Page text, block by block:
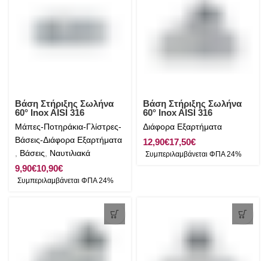
Βάση Στήριξης Σωλήνα
60° Inox AISI 316
Μάπες-Ποτηράκια-Γλίστρες-
Βάσεις-Διάφορα Εξαρτήματα
Βάσεις Ναυτιλιακά
€ €
Βάση Στήριξης Σωλήνα
60° Inox AISI 316
Διάφορα Εξαρτήματα
€ €